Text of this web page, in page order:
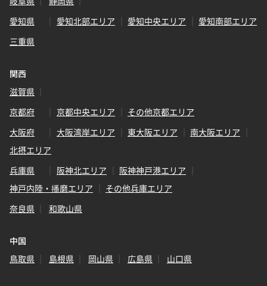
愛知県
愛知北部エリア 愛知中央エリア
愛知南部エリア
三重県
関西
滋賀県
京都府
京都中央エリア
その他京都エリア
大阪府
大阪湾岸エリア 東大阪エリア
南大阪エリア
北摂エリア
兵庫県
阪神北エリア
阪神神戸港エリア
神戸内陸・播磨エリア
その他兵庫エリア
奈良県
和歌山県
中国
鳥取県
島根県 岡山県 広島県 山口県